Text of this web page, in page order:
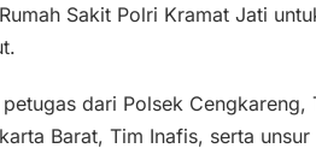
Sakit Polri Kramat Jati
dari Polsek Cengkareng,
Barat, Tim Inafis, serta unsur